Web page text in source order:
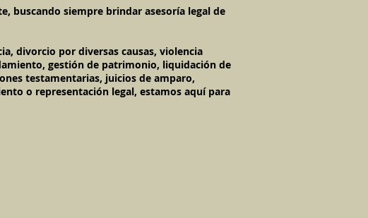
buscando siempre brindar asesoría legal de
divorcio por diversas causas, violencia
gestión de patrimonio, liquidación de
testamentarias, juicios de amparo,
o representación legal, estamos aquí para